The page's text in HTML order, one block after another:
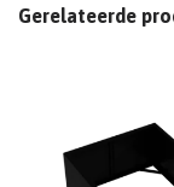
Gerelateerde